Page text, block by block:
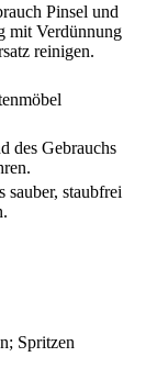
Pinsel und
mit Verdünnung
reinigen.
des Gebrauchs
sauber, staubfrei
Spritzen